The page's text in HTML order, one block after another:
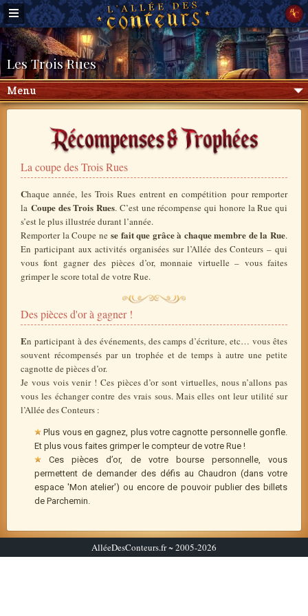
Les Trois Rues
Menu
La coupe des Trois Rues
Chaque année, les Trois Rues entrent en compétition pour remporter
la Coupe des Trois Rues. C’est une récompense qui honore la Rue qui
s’est le plus illustrée durant l’année.
Remporter la Coupe ne se fait que grâce à chaque membre de la Rue.
En participant aux activités organisées sur l’Allée des Conteurs – qui
vous font gagner des pièces d’or, monnaie virtuelle – vous faites
grimper le score total de votre Rue.
Des pièces d'or à gagner !
En participant à des événements, des camps d’écriture, etc… vous êtes
souvent récompensés par un trophée et de temps à autre une petite
cagnotte de pièces d’or.
Je vous vois venir ! Ces pièces d’or sont virtuelles, nous n’allons pas
vous les échanger contre des vrais sous. Mais elles ont leur utilité sur
l’Allée des Conteurs :
Plus vous en gagnez, plus votre cagnotte personnelle gonfle.
Et plus vous faites grimper le compteur de votre Rue !
Ces pièces d’or, de votre bourse personnelle, vous
permettent de demander des défis au Chaudron (dans votre
espace 'Mon atelier') ou encore de pouvoir publier des billets
de Parchemin.
AlléeDesConteurs.fr ~ 2005-2026